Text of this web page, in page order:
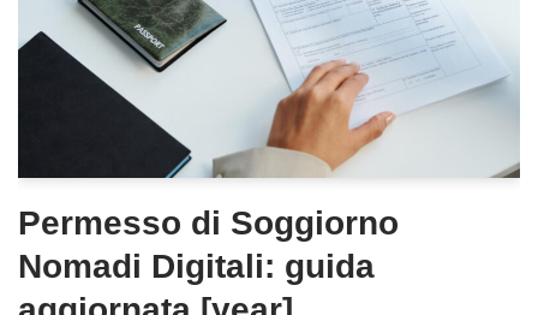
Permesso di Soggiorno
Nomadi Digitali: guida